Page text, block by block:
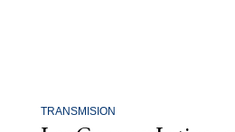
TRANSMISION